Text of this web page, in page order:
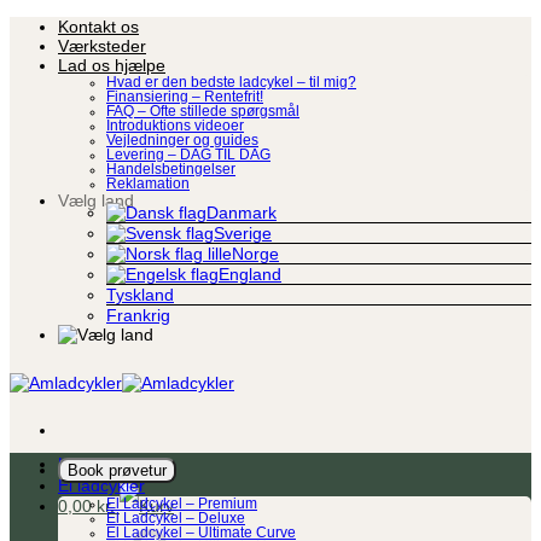
Fortsæt
indhold
Kontakt os
Værksteder
Lad os hjælpe
Hvad er den bedste ladcykel – til mig?
Finansiering – Rentefrit!
FAQ – Ofte stillede spørgsmål
Introduktions videoer
Vejledninger og guides
Levering – DAG TIL DAG
Handelsbetingelser
Reklamation
Vælg land
Danmark
Sverige
Norge
England
Tyskland
Frankrig
Book prøvetur
0,00kr.
Ladcykel
El ladcykler
El Ladcykel – Premium
El Ladcykel – Deluxe
El Ladcykel – Ultimate Curve